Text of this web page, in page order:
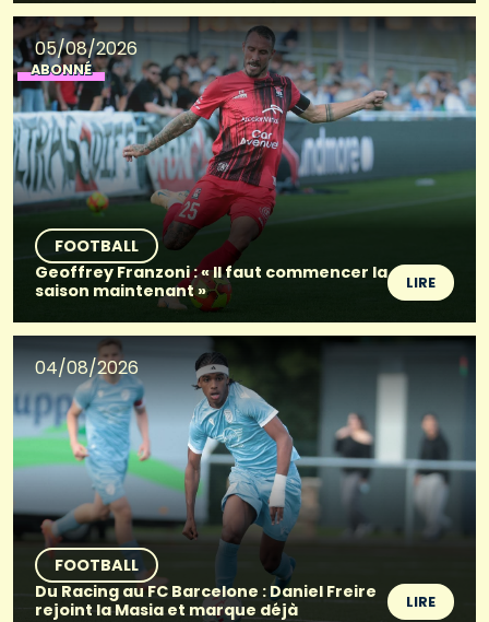
05/08/2026
ABONNÉ
FOOTBALL
Geoffrey Franzoni : « Il faut commencer la
saison maintenant »
LIRE
04/08/2026
FOOTBALL
Du Racing au FC Barcelone : Daniel Freire
rejoint la Masia et marque déjà
LIRE